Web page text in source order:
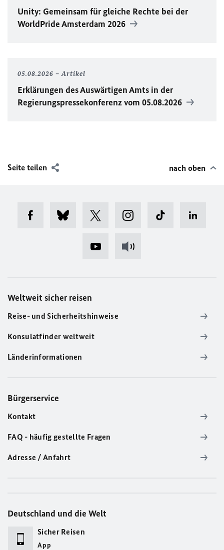
Unity: Gemeinsam für gleiche Rechte bei der
WorldPrideAmsterdam 2026
05.08.2026 Artikel
Erklärungen des Auswärtigen Amts in der
Regierungspressekonferenz vom 05.08.2026
Seite teilen nach oben
Weltweit sicher reisen
Reise- und Sicherheitshinweise
Konsulatfinder weltweit
Länderinformationen
Bürgerservice
Kontakt
FAQ - häufig gestellte Fragen
Adresse / Anfahrt
Deutschland und die Welt
Sicher Reisen
App